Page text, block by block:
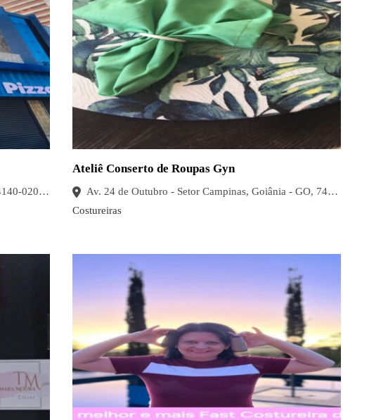
Av. Portugal, 497 - St. Oeste, Goiânia - GO, 74140-020, Brasil
Ateliê Conserto de Roupas Gyn
Av. 24 de Outubro - Setor Campinas, Goiânia - GO, 74505-011, Brasil
Costureiras